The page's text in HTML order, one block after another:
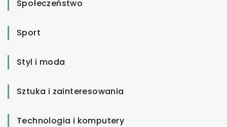
Społeczeństwo
Sport
Styl i moda
Sztuka i zainteresowania
Technologia i komputery